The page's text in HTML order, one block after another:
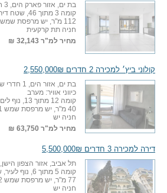
בת ים, אזור פארק הים, 3 חדרי שינה + סלון
קומה 3 מתוך 46, שטח דירה
112 מ"ר, יש מרפסת שמש 1
חניה תת קרקעית
מחיר למ"ר 32,143 ₪
קולוני ביץ׳ למכירה 2 חדרים 2,550,000₪
בת ים, אזור הים, 1 חדרי שינה + סלון
כיווני אוויר: מערב
קומה 12 מתוך 13, נוף לים, שטח הדירה בקולוני ביץ׳
40 מ"ר, יש מרפסת שמש 1
חניה יש
מחיר למ"ר 63,750 ₪
דירה למכירה 3 חדרים 5,500,000₪
תל אביב, אזור הצפון הישן, 2 חדרי שינה + סלון
קומה 5 מתוך 6, נוף לעיר, שטח דירה
77 מ"ר, יש מרפסת שמש 2
חניה יש